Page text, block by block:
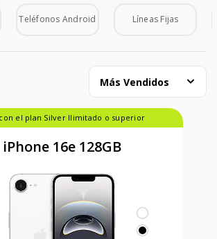
Teléfonos Android Líneas Fijas
Más Vendidos
el plan Silver Ilimitado o superior
iPhone 16e 128GB